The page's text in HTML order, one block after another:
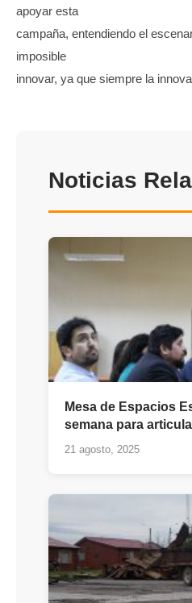
apoyar esta
campaña, entendiendo el
imposible
innovar, ya que siempre la
Noticias
Mesa de Espacios
semana para
21 agosto, 2025